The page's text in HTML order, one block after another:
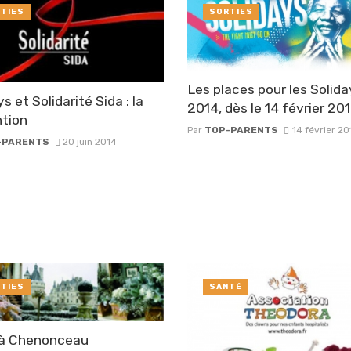
et Solidarité Sida : la
20 juin 2014
Les places pour les
2014, dès le 14 février
Par TOP-PARENTS 14 février
SORTIES
Chenonceau
SANTÉ